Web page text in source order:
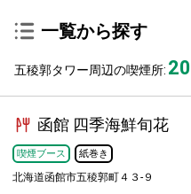
一覧から探す
五稜郭タワー周辺の喫煙所: 20
函館 四季海鮮旬花
喫煙ブース 紙巻き
北海道函館市五稜郭町４３-９